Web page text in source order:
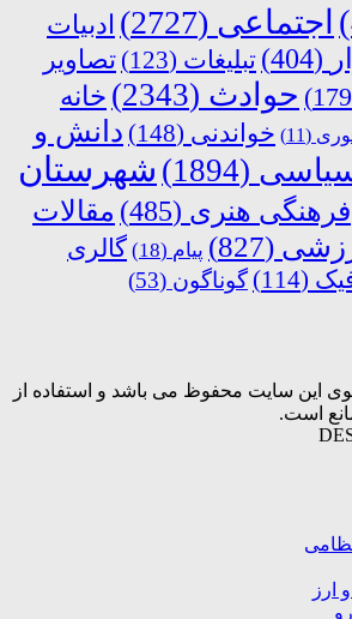
اجتماعی (2727)
ادبیات
(404) تبلیغات (123)
تصاویر
حوادث (2343)
خانه
(11) خواندنی (148)
دانش و
(1894)
شهرستان
فرهنگی هنری (485)
مقالات
(827) پیام (18)
گالری
(114) گوناگون (53)
این سایت محفوظ می باشد و استفاده از
است.
ارز